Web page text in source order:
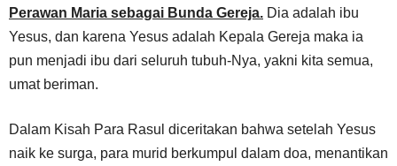
Perawan Maria sebagai Bunda Gereja. Dia adalah ibu
Yesus, dan karena Yesus adalah Kepala Gereja maka ia
pun menjadi ibu dari seluruh tubuh-Nya, yakni kita semua,
umat beriman.
Dalam Kisah Para Rasul diceritakan bahwa setelah Yesus
naik ke surga, para murid berkumpul dalam doa, menantikan